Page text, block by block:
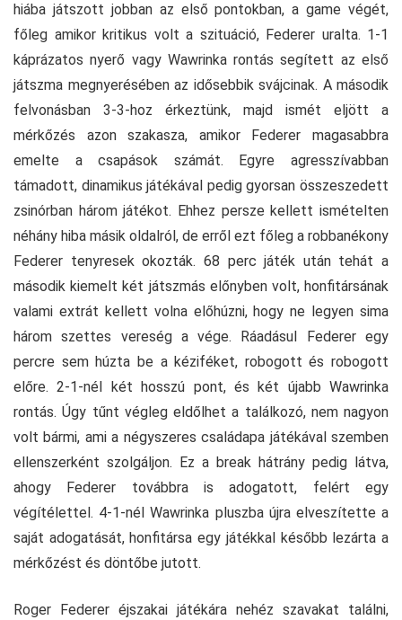
hiába játszott jobban az első pontokban, a game végét,
főleg amikor kritikus volt a szituáció, Federer uralta. 1-1
káprázatos nyerő vagy Wawrinka rontás segített az első
játszma megnyerésében az idősebbik svájcinak. A második
felvonásban 3-3-hoz érkeztünk, majd ismét eljött a
mérkőzés azon szakasza, amikor Federer magasabbra
emelte a csapások számát. Egyre agresszívabban
támadott, dinamikus játékával pedig gyorsan összeszedett
zsinórban három játékot. Ehhez persze kellett ismételten
néhány hiba másik oldalról, de erről ezt főleg a robbanékony
Federer tenyresek okozták. 68 perc játék után tehát a
második kiemelt két játszmás előnyben volt, honfitársának
valami extrát kellett volna előhúzni, hogy ne legyen sima
három szettes vereség a vége. Ráadásul Federer egy
percre sem húzta be a kéziféket, robogott és robogott
előre. 2-1-nél két hosszú pont, és két újabb Wawrinka
rontás. Úgy tűnt végleg eldőlhet a találkozó, nem nagyon
volt bármi, ami a négyszeres családapa játékával szemben
ellenszerként szolgáljon. Ez a break hátrány pedig látva,
ahogy Federer továbbra is adogatott, felért egy
végítélettel. 4-1-nél Wawrinka pluszba újra elveszítette a
saját adogatását, honfitársa egy játékkal később lezárta a
mérkőzést és döntőbe jutott.
Roger Federer éjszakai játékára nehéz szavakat találni,